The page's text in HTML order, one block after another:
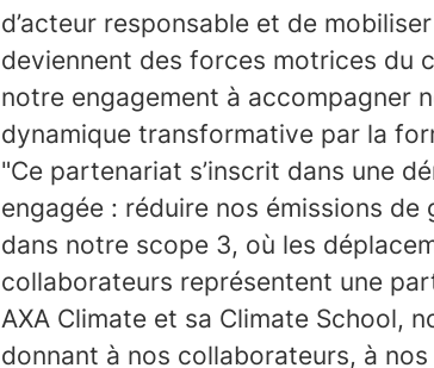
d’acteur responsable et de
deviennent des forces motrices du
notre engagement à accompagner
dynamique transformative par la
"Ce partenariat s’inscrit dans une
engagée : réduire nos émissions
dans notre scope 3, où les
collaborateurs représentent une
AXA Climate et sa Climate School,
donnant à nos collaborateurs, à